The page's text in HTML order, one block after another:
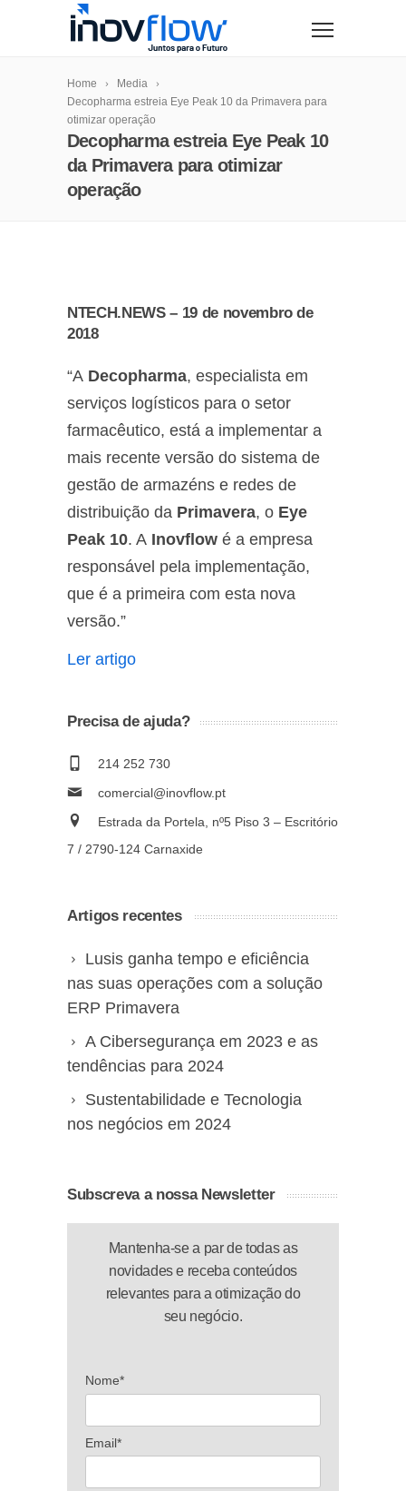
Home
Media
Decopharma estreia Eye Peak 10 da Primavera para
otimizar operação
Decopharma estreia Eye Peak 10
da Primavera para otimizar
operação
NTECH.NEWS – 19 de novembro de
2018
“A Decopharma, especialista em
serviços logísticos para o setor
farmacêutico, está a implementar a
mais recente versão do sistema de
gestão de armazéns e redes de
distribuição da Primavera, o Eye
Peak 10. A Inovflow é a empresa
responsável pela implementação,
que é a primeira com esta nova
versão.”
Ler artigo
Precisa de ajuda?
214 252 730
comercial@inovflow.pt
Estrada da Portela, nº5 Piso 3 – Escritório
7 / 2790-124 Carnaxide
Artigos recentes
Lusis ganha tempo e eficiência
nas suas operações com a solução
ERP Primavera
A Cibersegurança em 2023 e as
tendências para 2024
Sustentabilidade e Tecnologia
nos negócios em 2024
Subscreva a nossa Newsletter
Mantenha-se a par de todas as
novidades e receba conteúdos
relevantes para a otimização do
seu negócio.
Nome*
Email*